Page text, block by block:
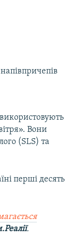
Вони
(SLS) та
перші десять
.